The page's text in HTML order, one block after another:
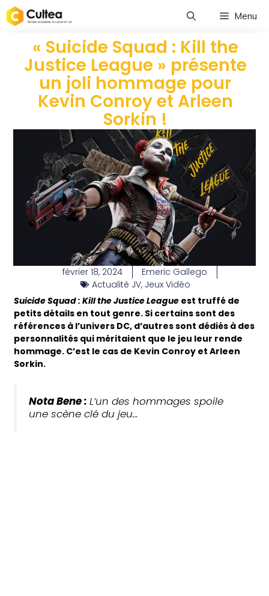
Menu
« Suicide Squad : Kill the
Justice League » présente
un joli hommage pour
Kevin Conroy et Arleen
Sorkin !
février 18, 2024
Emeric Gallego
Actualité JV, Jeux Vidéo
Suicide Squad : Kill the Justice League est truffé de
petits détails en tout genre. Si certains sont des
références à l’univers DC, d’autres sont dédiés à des
personnalités qui méritaient que le jeu leur rende
hommage. C’est le cas de Kevin Conroy et Arleen
Sorkin.
Nota Bene :L’un des hommages spoile
une scène clé du jeu…